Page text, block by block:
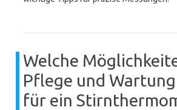
Welche
Pflege und
für ein